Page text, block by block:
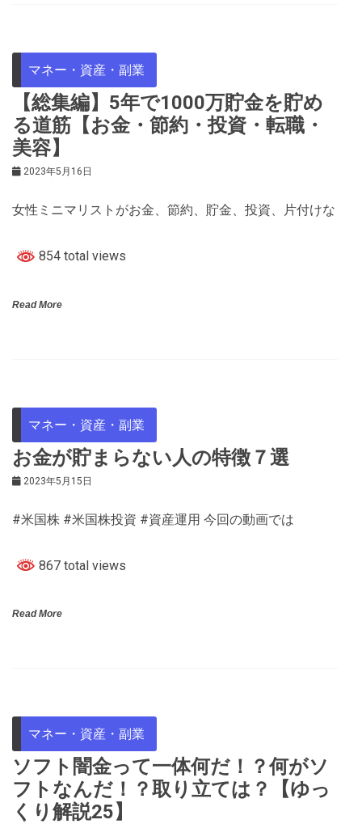
マネー・資産・副業
【総集編】5年で1000万貯金を貯め
る道筋【お金・節約・投資・転職・
美容】
2023年5月16日
女性ミニマリストがお金、節約、貯金、投資、片付けな
854 total views
Read More
マネー・資産・副業
お金が貯まらない人の特徴７選
2023年5月15日
#米国株 #米国株投資 #資産運用 今回の動画では
867 total views
Read More
マネー・資産・副業
ソフト闇金って一体何だ！？何がソ
フトなんだ！？取り立ては？【ゆっ
くり解説25】